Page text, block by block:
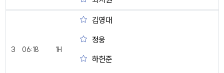
3 06:18 1H
김영대
정웅
하헌준